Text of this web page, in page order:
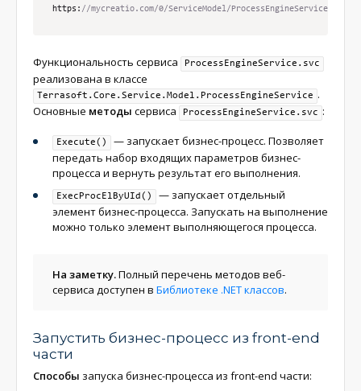
https : //mycreatio.com/0/ServiceModel/ProcessEngineService.svc
Функциональность сервиса ProcessEngineService.svc
реализована в классе
Terrasoft.Core.Service.Model.ProcessEngineService .
Основные методы сервиса ProcessEngineService.svc :
Execute()
— запускает бизнес-процесс. Позволяет
передать набор входящих параметров бизнес-
процесса и вернуть результат его выполнения.
ExecProcElByUId()
— запускает отдельный
элемент бизнес-процесса. Запускать на выполнение
можно только элемент выполняющегося процесса.
На заметку.Полный перечень методов веб-
сервиса доступен в Библиотеке .NET классов.
Запустить бизнес-процесс из front-end
части
Способы запуска бизнес-процесса из front-end части: